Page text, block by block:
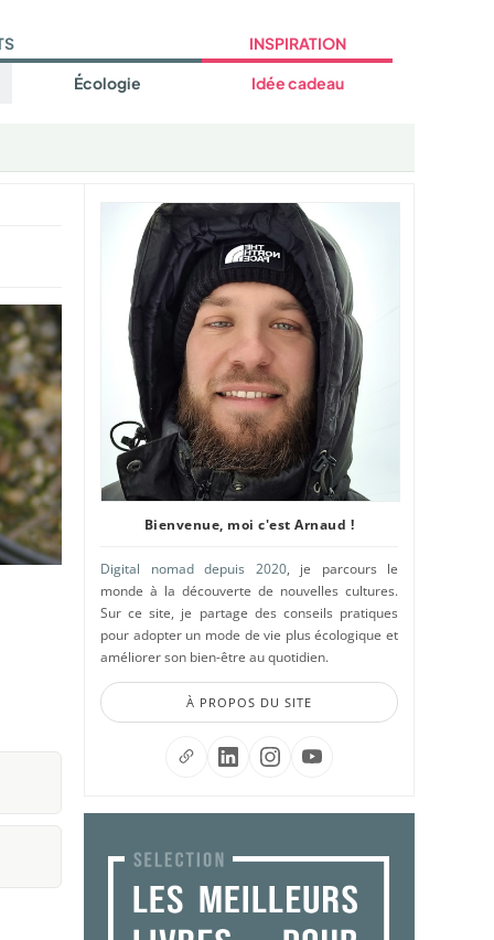
Écologie
INSPIRATION
Idée cadeau
Bienvenue, moi c'est Arnaud !
Digital nomad depuis 2020, je parcours le
monde à la découverte de nouvelles cultures.
Sur ce site, je partage des conseils pratiques
pour adopter un mode de vie plus écologique et
améliorer son bien-être au quotidien.
À PROPOS DU SITE